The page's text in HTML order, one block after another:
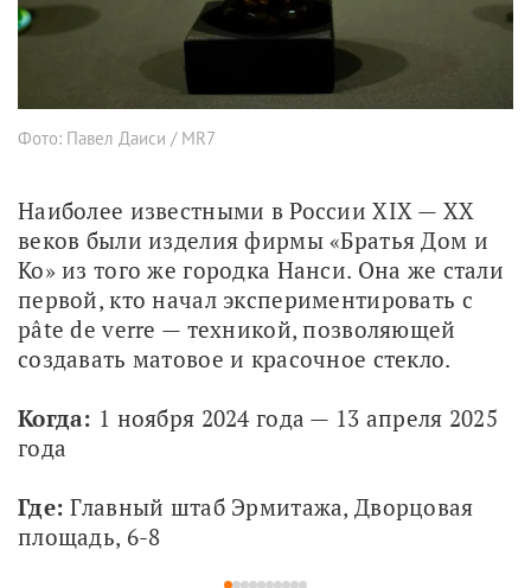
Фото: Павел Даиси / MR7
Наиболее известными в России XIX — XX
веков были изделия фирмы «Братья Дом и
Ко» из того же городка Нанси. Она же стали
первой, кто начал экспериментировать с
pâte de verre — техникой, позволяющей
создавать матовое и красочное стекло.
Когда: 1 ноября 2024 года — 13 апреля 2025
года
Где: Главный штаб Эрмитажа, Дворцовая
площадь, 6-8